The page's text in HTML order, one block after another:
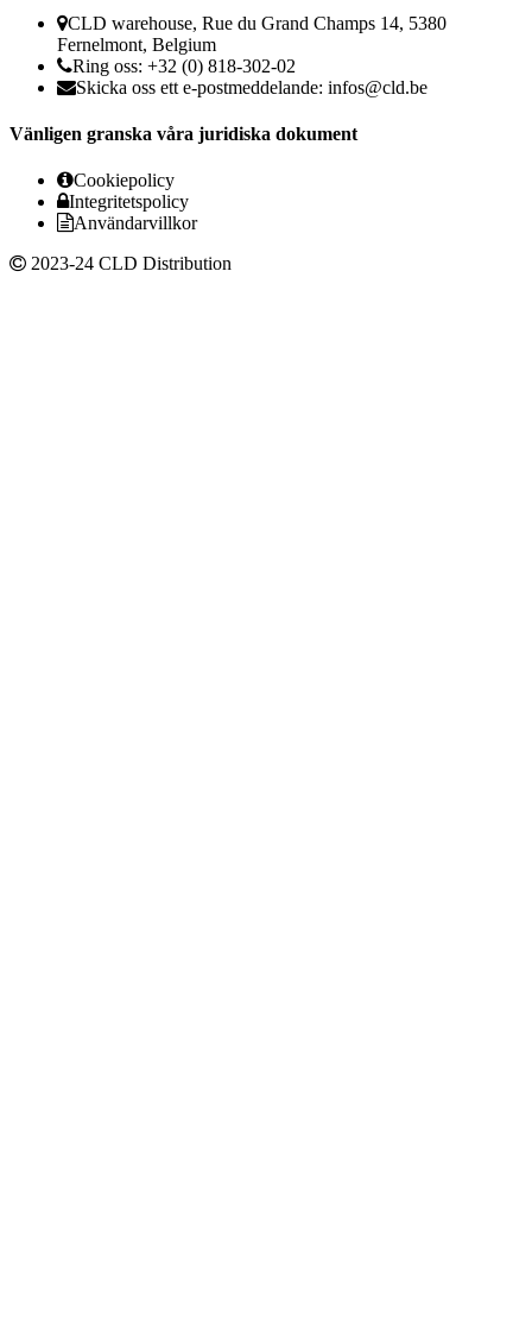
CLD warehouse, Rue du Grand Champs 14, 5380
Fernelmont, Belgium
Ring oss: +32 (0) 818-302-02
Skicka oss ett e-postmeddelande: infos@cld.be
Vänligen granska våra juridiska dokument
Cookiepolicy
Integritetspolicy
Användarvillkor
2023-24 CLD Distribution